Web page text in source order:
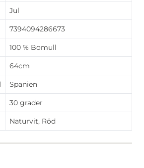
Jul
7394094286673
100 % Bomull
64cm
Spanien
30 grader
Naturvit, Röd